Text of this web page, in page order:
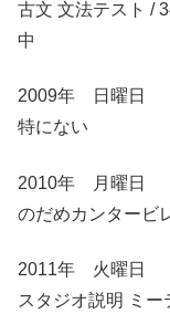
古文 文法テスト /
中
2009年 日曜日
特にない
2010年 月曜日
のだめカンタービ
2011年 火曜日
スタジオ説明 ミ